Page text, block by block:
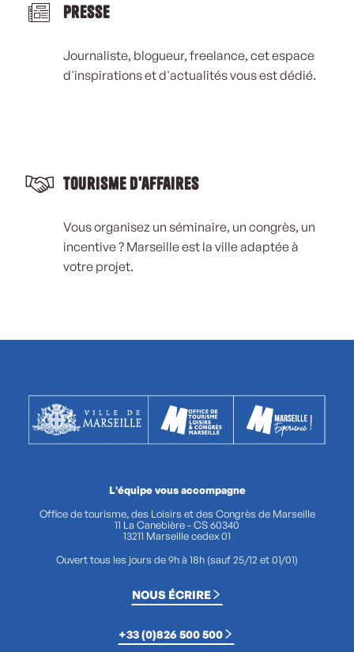
Presse
Journaliste, blogueur, freelance, cet espace
d'inspirations et d'actualités vous est dédié.
Tourisme d'affaires
Vous organisez un séminaire, un congrès, un
incentive ? Marseille est la ville adaptée à
votre projet.
L'équipe vous accompagne
Office de tourisme, des Loisirs et des Congrès de Marseille
11 La Canebière - CS 60340
13211 Marseille cedex 01
Ouvert tous les jours de 9h à 18h (sauf 25/12 et 01/01)
NOUS ÉCRIRE
+33 (0)826 500 500